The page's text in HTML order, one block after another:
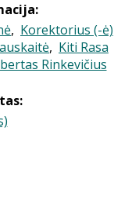
, Korektorius (-ė)
, Kiti Rasa
Rinkevičius